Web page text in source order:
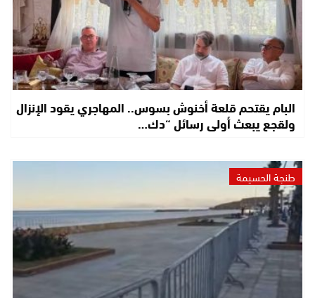
البام يقتحم قلعة أخنوش بسوس.. المهاجري يقود الإنزال
ولقجع يبعث أولى رسائل “دك…
طنجة الحسيمة